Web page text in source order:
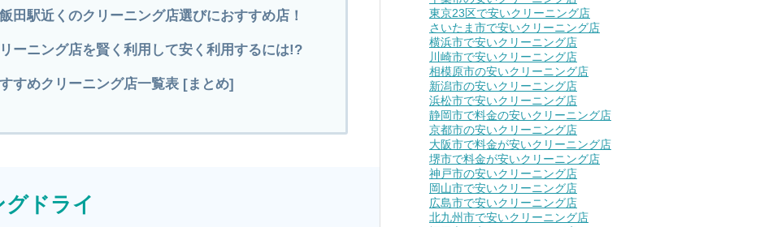
田駅近くのクリーニング店選びにおすすめ店！
ーニング店を賢く利用して安く利用するには!?
すめクリーニング店一覧表 [まとめ]
ドライ
東京23区で安いクリーニング店
さいたま市で安いクリーニング店
横浜市で安いクリーニング店
川崎市で安いクリーニング店
相模原市の安いクリーニング店
新潟市の安いクリーニング店
浜松市で安いクリーニング店
静岡市で料金の安いクリーニング店
京都市の安いクリーニング店
大阪市で料金が安いクリーニング店
堺市で料金が安いクリーニング店
神戸市の安いクリーニング店
岡山市で安いクリーニング店
広島市で安いクリーニング店
北九州市で安いクリーニング店